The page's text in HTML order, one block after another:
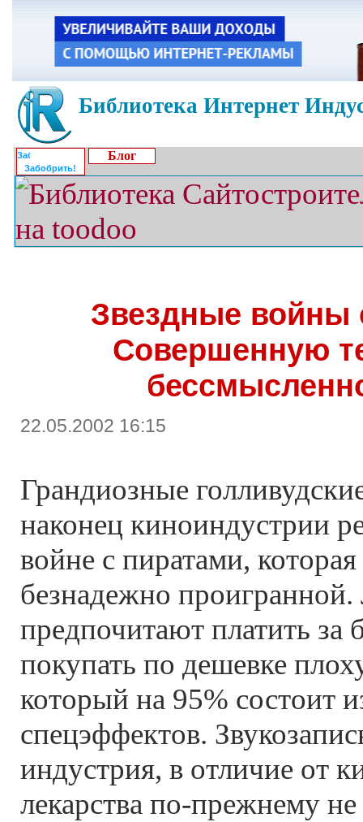
Библиотека Интернет
Забобрить!
Блог
Звездные войны
Совершенную
22.05.2002 16:15
Грандиозные
наконец киноиндустрии
войне с пиратами, которая
безнадежно
предпочитают платить за
покупать по дешевке
который на 95% состоит
спецэффектов.
индустрия, в отличие от
лекарства по-прежнему не